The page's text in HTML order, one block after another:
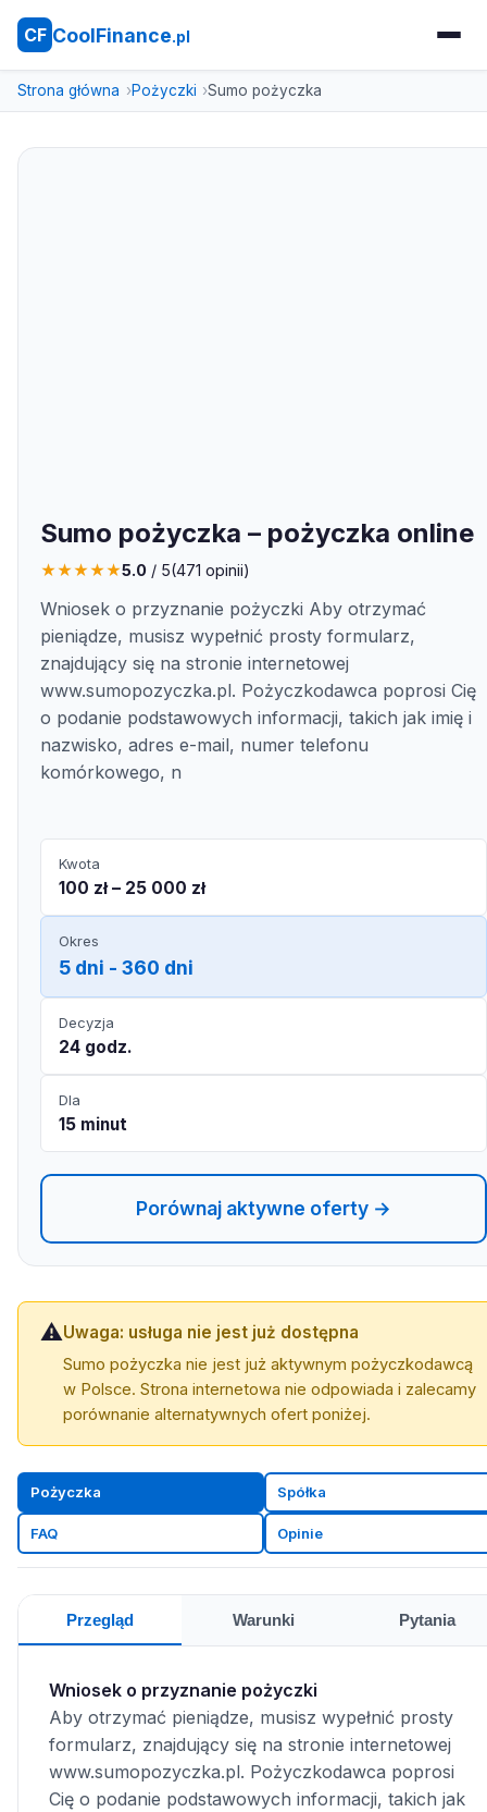
CF CoolFinance.pl
Strona główna Pożyczki Sumo pożyczka
Sumo pożyczka – pożyczka online
★★★★★5.0 / 5(471 opinii)
Wniosek o przyznanie pożyczki Aby otrzymać
pieniądze, musisz wypełnić prosty formularz,
znajdujący się na stronie internetowej
www.sumopozyczka.pl. Pożyczkodawca poprosi Cię
o podanie podstawowych informacji, takich jak imię i
nazwisko, adres e-mail, numer telefonu
komórkowego, n
Kwota
100 zł – 25 000 zł
Okres
5 dni - 360 dni
Decyzja
24 godz.
Dla
15 minut
Porównaj aktywne oferty →
⚠️Uwaga: usługa nie jest już dostępna
Sumo pożyczka nie jest już aktywnym pożyczkodawcą
w Polsce. Strona internetowa nie odpowiada i zalecamy
porównanie alternatywnych ofert poniżej.
Pożyczka Spółka
FAQ Opinie
Przegląd Warunki Pytania
Wniosek o przyznanie pożyczki
Aby otrzymać pieniądze, musisz wypełnić prosty
formularz, znajdujący się na stronie internetowej
www.sumopozyczka.pl. Pożyczkodawca poprosi
Cię o podanie podstawowych informacji, takich jak